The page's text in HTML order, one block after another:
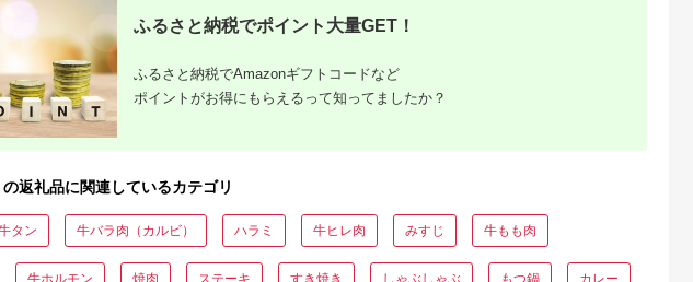
ふるさと納税でポイント大量GET！
ふるさと納税でAmazonギフトコードなど
ポイントがお得にもらえるって知ってましたか？
返礼品に関連しているカテゴリ
タン 牛バラ肉（カルビ） ハラミ 牛ヒレ肉 みすじ 牛もも肉
牛ホルモン 焼肉 ステーキ すき焼き しゃぶしゃぶ もつ鍋 カレー